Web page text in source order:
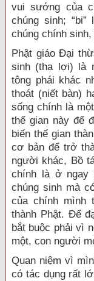
vui sướng của
chúng sinh;
chúng chính
Phật giáo Đại
sinh (tha lợi) là
tông phái khác
thoát (niết bàn)
sống chính là
thế gian này để
biến thế gian
cơ bản để trở
người khác, Bồ
chính là ở ngay
chúng sinh mà
của chính mình
thành Phật. Để
bắt buộc phải vì
một, con người
Quan niệm vì
có tác dụng rất